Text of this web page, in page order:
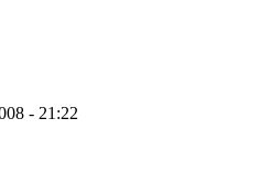
- 21:22